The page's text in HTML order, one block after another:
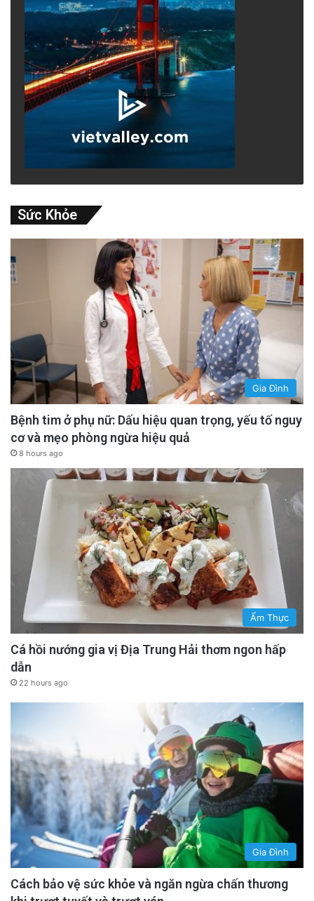
Sức Khỏe
Gia Đình
Bệnh tim ở phụ nữ: Dấu hiệu quan trọng, yếu tố nguy
cơ và mẹo phòng ngừa hiệu quả
8 hours ago
Ẩm Thực
Cá hồi nướng gia vị Địa Trung Hải thơm ngon hấp
dẫn
22 hours ago
Gia Đình
Cách bảo vệ sức khỏe và ngăn ngừa chấn thương